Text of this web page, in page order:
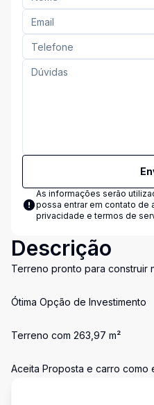
As informações serão
possa entrar em contato de
privacidade e termos de
Descrição
Terreno pronto para construir
Ótima Opção de Investimento
Terreno com 263,97 m²
Aceita Proposta e carro como